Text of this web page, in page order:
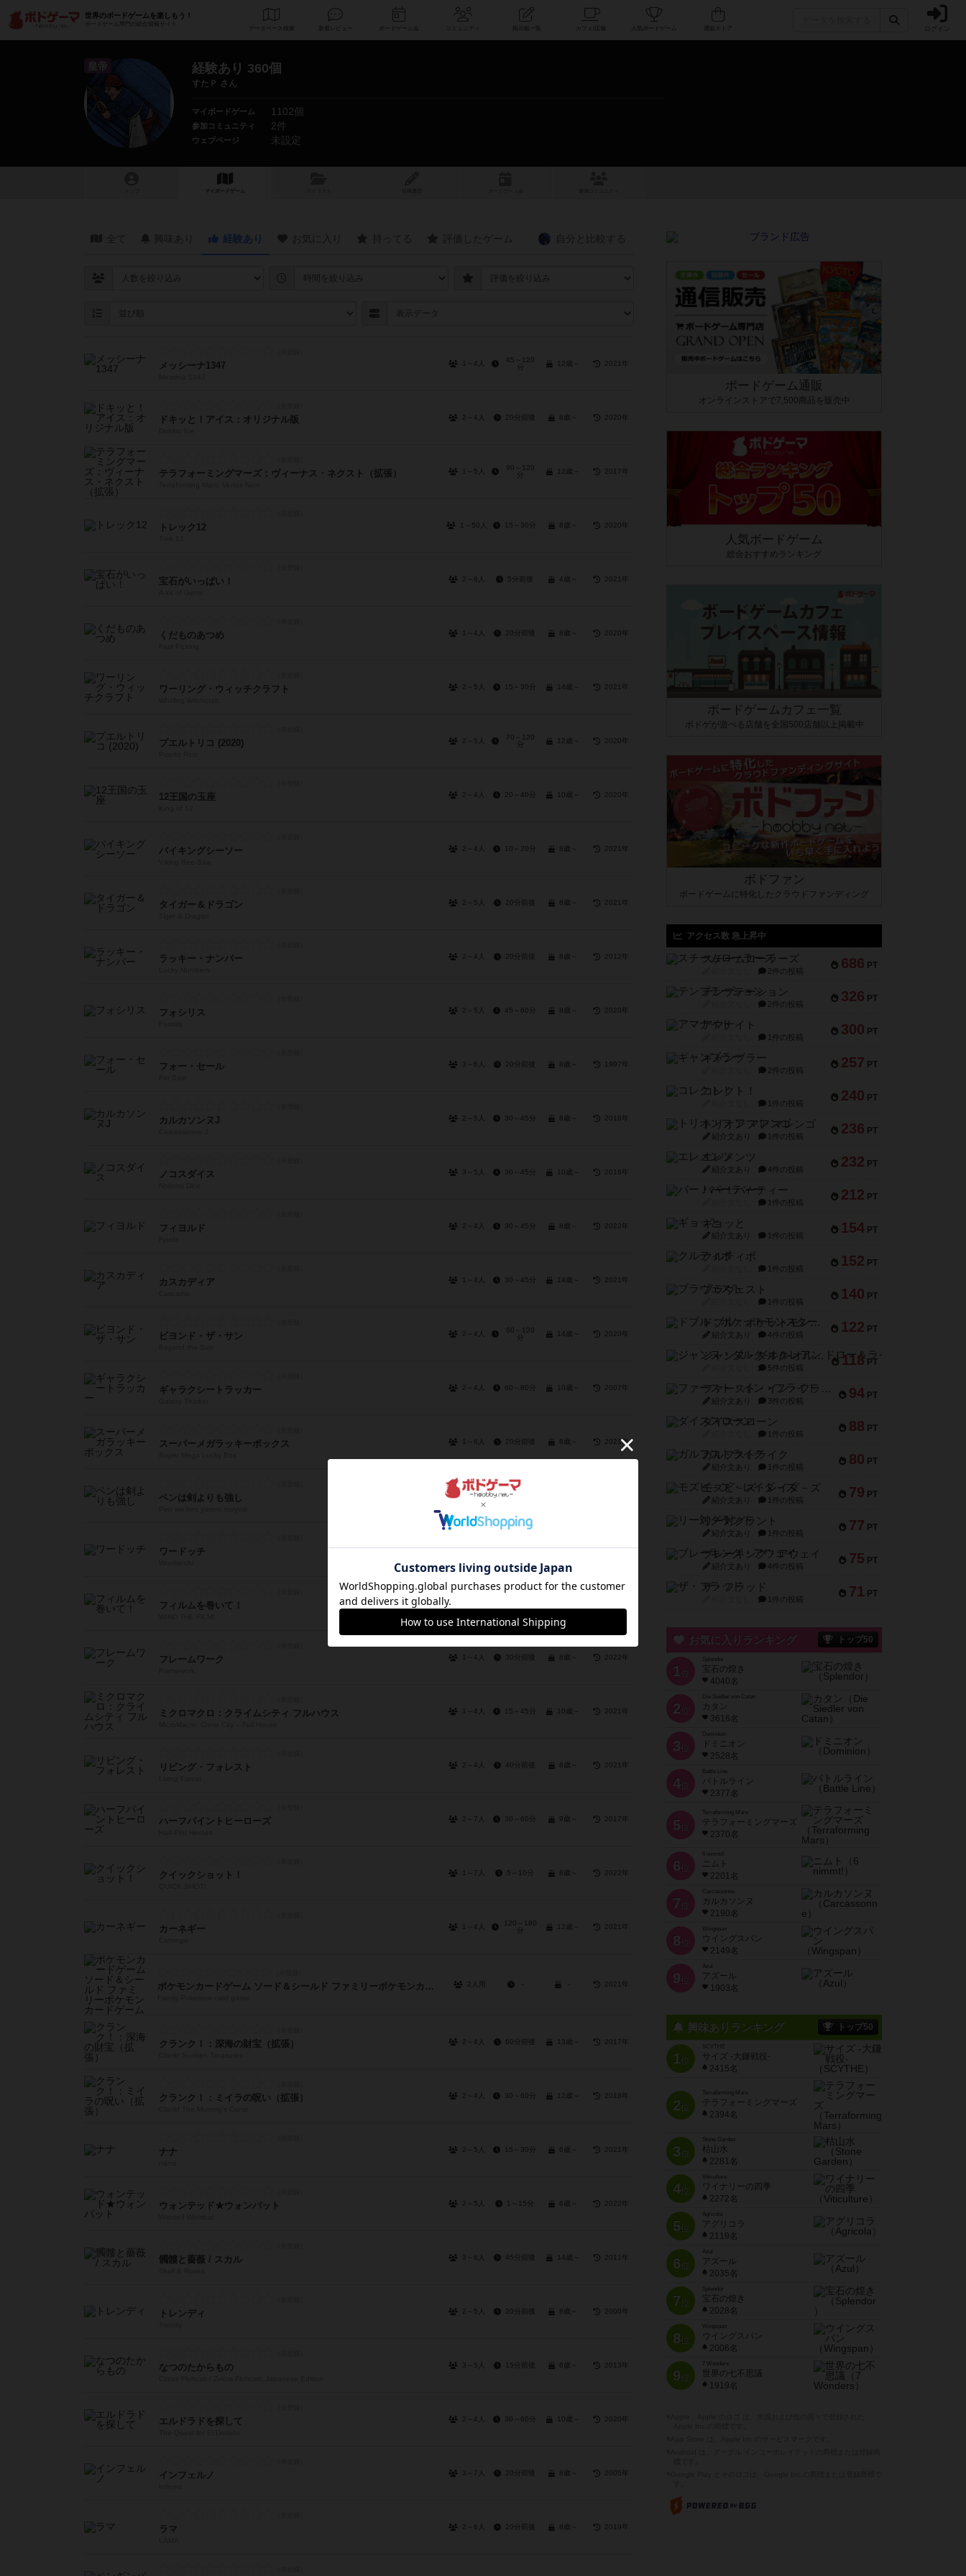
世界のボードゲームを楽しもう！
ボードゲーム専門の総合情報サイト
データベース コミュニティ 人気ボードゲーム ログイン
皇帝 経験あり 360個
すたＰ さん
マイボードゲーム 1102個
参加コミュニティ 2件
ウェブページ 未設定
マイボードゲーム
経験あり
メッシーナ1347 1～4人
45～120
分
12歳～ 2021年
ドキッと！アイス：オリジナル版 2～4人 20分前後 8歳～ 2020年
テラフォーミングマーズ：ヴィーナス・ネクスト（拡張） 1～5人
90～120
分
12歳～ 2017年
トレック12 1～50人 15～30分 8歳～ 2020年
宝石がいっぱい！ 2～6人 5分前後 4歳～ 2021年
くだものあつめ 1～4人 20分前後 8歳～ 2020年
ワーリング・ウィッチクラフト 2～5人 15～30分 14歳～ 2021年
プエルトリコ (2020) 2～5人
70～120
分
12歳～ 2020年
12王国の玉座 2～4人 20～40分 10歳～ 2020年
バイキングシーソー 2～4人 10～20分 8歳～ 2021年
タイガー＆ドラゴン 2～5人 20分前後 8歳～ 2021年
ラッキー・ナンバー 2～4人 20分前後 8歳～ 2012年
フォシリス 2～5人 45～60分 8歳～ 2020年
フォー・セール 3～6人 20分前後 8歳～ 1997年
カルカソンヌJ 2～5人 30～45分 8歳～ 2016年
ノコスダイス 3～5人 30～45分 10歳～ 2016年
フィヨルド 2～4人 30～45分 8歳～ 2022年
カスカディア 1～4人 30～45分 14歳～ 2021年
ビヨンド・ザ・サン 2～4人
60～120
分
14歳～ 2020年
ギャラクシートラッカー 2～4人 60～80分 10歳～ 2007年
スーパーメガラッキーボックス 1～6人 20分前後 8歳～ 2021年
ペンは剣よりも強し 2～4人 20分前後
ワードッチ 3～8人 5～10分 6歳～ 2022年
フィルムを巻いて！
フレームワーク 1～4人 30分前後 8歳～ 2022年
ミクロマクロ：クライムシティ フルハウス 1～4人 15～45分 10歳～ 2021年
リビング・フォレスト 2～4人 40分前後 8歳～ 2021年
ハーフパイントヒーローズ 2～7人 30～60分 9歳～ 2017年
クイックショット！ 1～7人 5～10分 8歳～ 2022年
カーネギー 1～4人
120～180
分
12歳～ 2021年
ポケモンカードゲーム ソード＆シールド ファミリーポケモンカードゲーム 2人用 2021年
クランク！：深海の財宝（拡張） 2～4人 60分前後 13歳～ 2017年
クランク！：ミイラの呪い（拡張） 2～4人 30～60分 12歳～ 2018年
ナナ 2～5人 15～30分 6歳～ 2021年
ウォンテッド★ウォンバット 2～5人 1～15分 6歳～ 2022年
髑髏と薔薇 / スカル 3～6人 45分前後 14歳～ 2011年
トレンディ 2～5人 20分前後 8歳～ 2000年
なつのたからもの 3～5人 15分前後 6歳～ 2013年
エルドラドを探して 2～4人 30～60分 10歳～ 2020年
インフェルノ 3～7人 20分前後 8歳～ 2005年
ラマ 2～6人 20分前後 8歳～ 2019年
ボードゲーム通販
オンラインストアで7,500商品を販売中
人気ボードゲーム
総合おすすめランキング
ボードゲームカフェ一覧
ボドゲが遊べる店舗を全国500店舗以上掲載中
ボドファン
ボードゲームに特化したクラウドファンディング
アクセス数 急上昇中
686 PT
スチームローラーズ
2件の投稿
326 PT
テンプテーション
2件の投稿
300 PT
アマナイト
1件の投稿
257 PT
ギャンブラー
2件の投稿
240 PT
コレクト！
1件の投稿
236 PT
トリオンフ ア マレンゴ
紹介文あり 1件の投稿
232 PT
エレメンツ
紹介文あり 4件の投稿
212 PT
バー！パーティー
1件の投稿
154 PT
ギョッと
紹介文あり 1件の投稿
152 PT
クルティボ
1件の投稿
140 PT
ブラヴェスト
1件の投稿
122 PT
ドブル：ポケットモンスター
紹介文あり 4件の投稿
118 PT
ジャンヌ・ダルク-オルレアン ドロー＆ライト
5件の投稿
94 PT
ファースト・イン・フライト
紹介文あり 3件の投稿
88 PT
ダイススローン
1件の投稿
80 PT
ガルフストライク
紹介文あり 1件の投稿
79 PT
モズビ－ズ・レイダ－ズ
紹介文あり 1件の投稿
77 PT
リー対グラント
紹介文あり 1件の投稿
75 PT
ブレーキング・アウェイ
紹介文あり 4件の投稿
71 PT
ザ・フラッド
1件の投稿
お気に入りランキング トップ50
1 位
宝石の煌き
4040名
2 位
Die Siedler von Catan
カタン
3616名
3 位
ドミニオン
2528名
4位
Battle Line
バトルライン
2377名
5 位
Terraforming Mars
テラフォーミングマーズ
2370名
6 位
ニムト
2201名
7 位
Carcassonne
カルカソンヌ
2190名
8 位
Wingspan
ウイングスパン
2149名
9 位
Azul
アズール
1903名
興味ありランキング トップ50
1位
SCYTHE
サイズ -大鎌戦役-
2415名
2位
Terraforming Mars
テラフォーミングマーズ
2394名
3位
Stone Garden
枯山水
2281名
4位
Viticulture
ワイナリーの四季
2272名
5位
Agricola
アグリコラ
2119名
6位
Azul
アズール
2035名
7位
宝石の煌き
2028名
8位
Wingspan
ウイングスパン
2006名
9位
7 Wonders
世界の七不思議
1919名